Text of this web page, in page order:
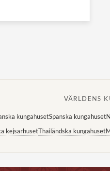
VÄRLDENS
kungahusetSpanska kungahuset
kejsarhusetThailändska kungahuset